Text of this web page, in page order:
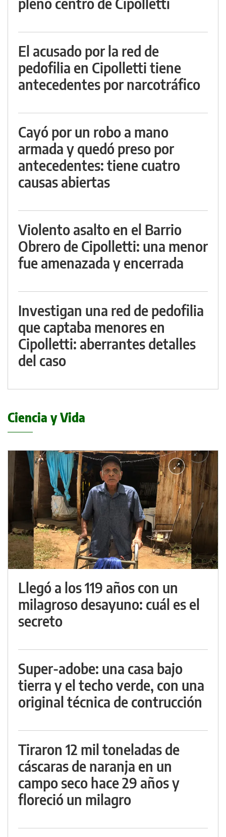
El acusado por la red de
pedofilia en Cipolletti tiene
antecedentes por narcotráfico
Cayó por un robo a mano
armada y quedó preso por
antecedentes: tiene cuatro
causas abiertas
Violento asalto en el Barrio
Obrero de Cipolletti: una menor
fue amenazada y encerrada
Investigan una red de pedofilia
que captaba menores en
Cipolletti: aberrantes detalles
del caso
Ciencia y Vida
Llegó a los 119 años con un
milagroso desayuno: cuál es el
secreto
Super-adobe: una casa bajo
tierra y el techo verde, con una
original técnica de contrucción
Tiraron 12 mil toneladas de
cáscaras de naranja en un
campo seco hace 29 años y
floreció un milagro